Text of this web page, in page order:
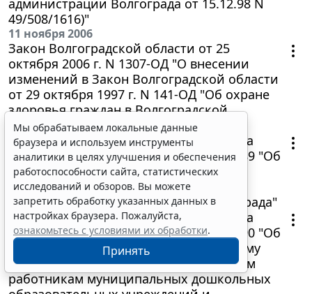
49/508/1616)"
11 ноября 2006
Закон Волгоградской области от 25
октября 2006 г. N 1307-ОД "О внесении
изменений в Закон Волгоградской области
от 29 октября 1997 г. N 141-ОД "Об охране
здоровья граждан в Волгоградской
области"
Постановление Администрации города
Волгограда от 23 октября 2006 г. N 2789 "Об
установлении надтарифного фонда
муниципальных дошкольных
образовательных учреждений Волгограда"
Постановление Администрации города
Волгограда от 23 октября 2006 г. N 2790 "Об
установлении надбавки к должностному
окладу (тарифной ставке) медицинским
работникам муниципальных дошкольных
Мы обрабатываем локальные данные
браузера и используем инструменты
аналитики в целях улучшения и обеспечения
работоспособности сайта, статистических
исследований и обзоров. Вы можете
запретить обработку указанных данных в
настройках браузера. Пожалуйста,
ознакомьтесь с условиями их обработки.
Принять